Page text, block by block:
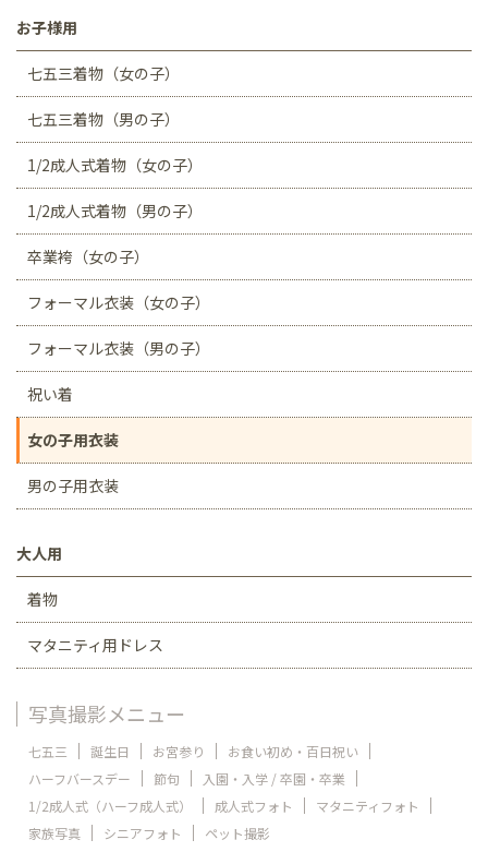
お子様用
七五三着物（女の子）
七五三着物（男の子）
1/2成人式着物（女の子）
1/2成人式着物（男の子）
卒業袴（女の子）
フォーマル衣装（女の子）
フォーマル衣装（男の子）
祝い着
女の子用衣装
男の子用衣装
大人用
着物
マタニティ用ドレス
写真撮影メニュー
七五三 誕生日 お宮参り
お食い初め・百日祝い
ハーフバースデー
節句
入園・入学 / 卒園・卒業
1/2成人式（ハーフ成人式）
成人式フォト
マタニティフォト
家族写真
シニアフォト ペット撮影